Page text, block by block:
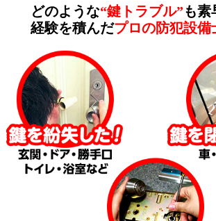
どのような“鍵トラブル”も素
経験を積んだプロの防犯設備